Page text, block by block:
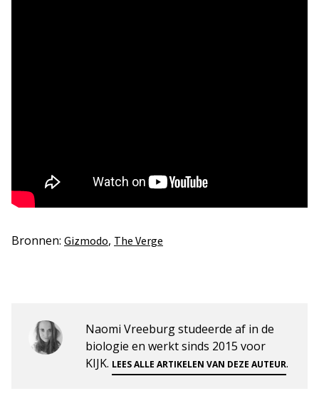
Bronnen: Gizmodo, The Verge
Naomi Vreeburg studeerde af in de
biologie en werkt sinds 2015 voor
KIJK. LEES ALLE ARTIKELEN VAN DEZE AUTEUR.